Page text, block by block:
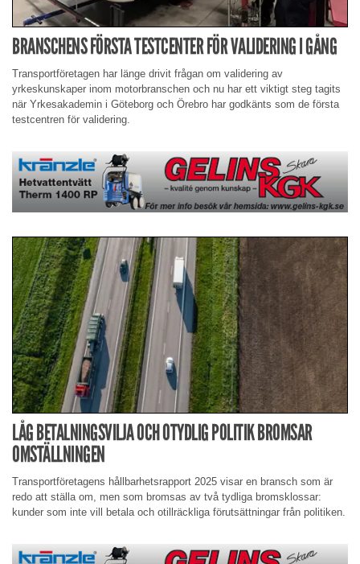
BRANSCHENS FÖRSTA TESTCENTER FÖR VALIDERING I GÅNG
Transportföretagen har länge drivit frågan om validering av
yrkeskunskaper inom motorbranschen och nu har ett viktigt steg tagits
när Yrkesakademin i Göteborg och Örebro har godkänts som de första
testcentren för validering.
LÅG BETALNINGSVILJA OCH OTYDLIG POLITIK BROMSAR
OMSTÄLLNINGEN
Transportföretagens hållbarhetsrapport 2025 visar en bransch som är
redo att ställa om, men som bromsas av två tydliga bromsklossar:
kunder som inte vill betala och otillräckliga förutsättningar från politiken.